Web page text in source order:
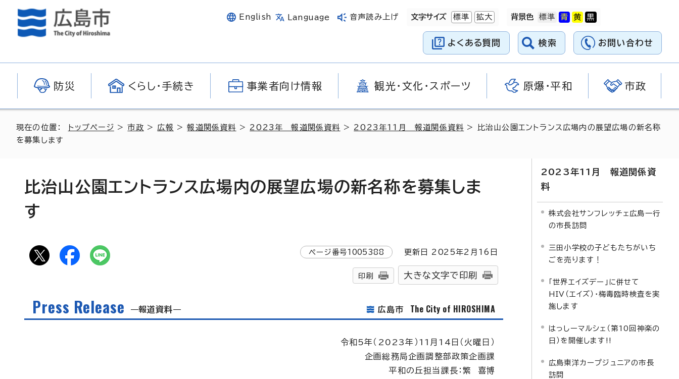
English Language 音声読み上げ 文字サイズ 標準 拡大 背景色
よくある質問 検索 お問い合わせ
防災 くらし・手続き 事業者向け情報 観光・文化・スポーツ 原爆・平和 市政
現在の位置： トップページ >市政 > 広報 >報道関係資料 > 2023年 報道関係資料 > 2023年11月 報道関係資料 > 比治山公園エントランス広場内の展望広場の新名称
を募集します
比治山公園エントランス広場内の展望広場の新名称を募集しま
す
ページ番号1005388 更新日 2025年2月 16 日
印刷 大きな文字で印刷
Press Release 報道資料 広島市 The City of HIROSHIMA
令和5年（2023年）11月14日（火曜日）
企画総務局企画調整部政策企画課
平和の丘担当課長：繁 喜博
2023年11月 報道関係資
料
株式会社サンフレッチェ広島一行
の市長訪問
三田小学校の子どもたちがいち
ごを売ります！
「世界エイズデー」に併せて
HIV（エイズ）・梅毒臨時検査を実
施します
はっしーマルシェ（第10回神楽の
日）を開催します!!
広島東洋カープジュニアの市長
訪問